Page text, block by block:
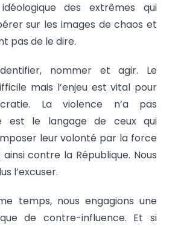
des extrêmes qui
sur les images de chaos et
pas de le dire.
nommer et agir. Le
mais l’enjeu est vital pour
La violence n’a pas
est le langage de ceux qui
leur volonté par la force
contre la République. Nous
l’excuser.
temps, nous engagions une
de contre-influence. Et si